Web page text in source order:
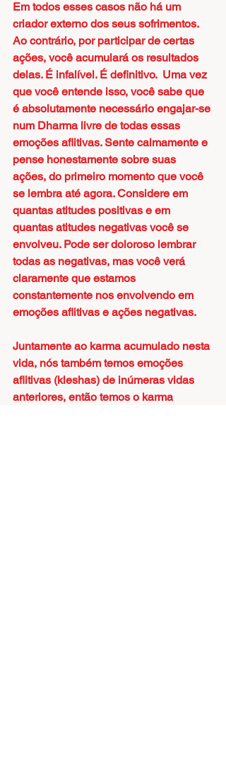
Em todos esses casos não há um
criador externo dos seus sofrimentos.
Ao contrário, por participar de certas
ações, você acumulará os resultados
delas. É infalível. É definitivo.  Uma vez
que você entende isso, você sabe que
é absolutamente necessário engajar-se
num Dharma livre de todas essas
emoções aflitivas. Sente calmamente e
pense honestamente sobre suas
ações, do primeiro momento que você
se lembra até agora. Considere em
quantas atitudes positivas e em
quantas atitudes negativas você se
envolveu. Pode ser doloroso lembrar
todas as negativas, mas você verá
claramente que estamos
constantemente nos envolvendo em
emoções aflitivas e ações negativas.
Juntamente ao karma acumulado nesta
vida, nós também temos emoções
aflitivas (kleshas) de inúmeras vidas
anteriores, então temos o karma